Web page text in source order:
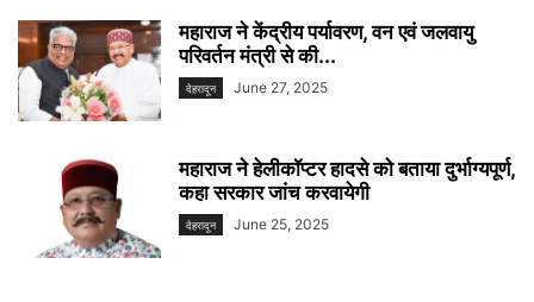
महाराज ने केंद्रीय पर्यावरण, वन एवं जलवायु
परिवर्तन मंत्री से की...
देहरादून June 27, 2025
महाराज ने हेलीकॉप्टर हादसे को बताया दुर्भाग्यपूर्ण,
कहा सरकार जांच करवायेगी
देहरादून June 25, 2025